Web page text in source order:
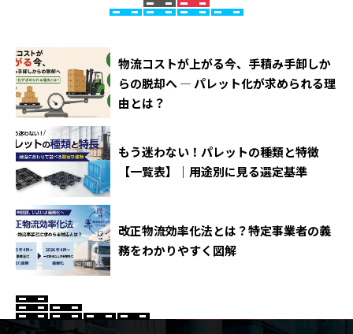
物流コストが上がる今、手積み手卸しか
らの脱却へ ― パレット化が求められる理
由とは？
もう迷わない！パレットの種類と特徴
【一覧表】｜用途別に見る選定基準
改正物流効率化法とは？特定事業者の義
務をわかりやすく図解